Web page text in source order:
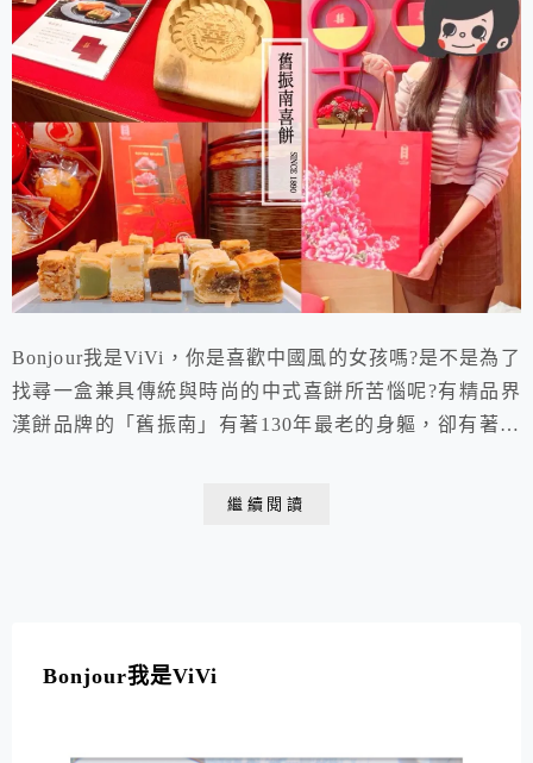
Bonjour我是ViVi，你是喜歡中國風的女孩嗎?是不是為了
找尋一盒兼具傳統與時尚的中式喜餅所苦惱呢?有精品界
漢餅品牌的「舊振南」有著130年最老的身軀，卻有著最
繼續閱讀
Bonjour我是ViVi